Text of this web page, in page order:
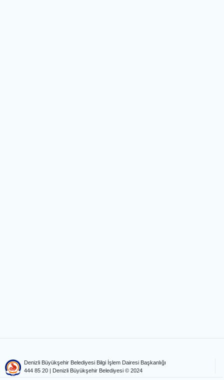
Denizli Büyükşehir Belediyesi Bilgi İşlem Dairesi Başkanlığı
444 85 20 | Denizli Büyükşehir Belediyesi © 2024